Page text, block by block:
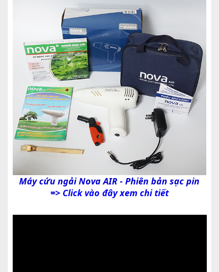
Máy cứu ngải Nova AIR - Phiên bản sạc pin
=> Click vào đây xem chi tiết